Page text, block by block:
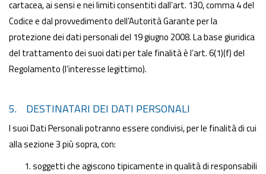
cartacea, ai sensi e nei limiti consentiti dall’art. 130, comma 4 del
Codice e dal provvedimento dell’Autorità Garante per la
protezione dei dati personali del 19 giugno 2008. La base giuridica
del trattamento dei suoi dati per tale finalità è l’art. 6(1)(f) del
Regolamento (l’interesse legittimo).
5. DESTINATARI DEI DATI PERSONALI
I suoi Dati Personali potranno essere condivisi, per le finalità di cui
alla sezione 3 più sopra, con:
soggetti che agiscono tipicamente in qualità di responsabili